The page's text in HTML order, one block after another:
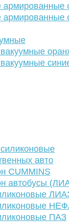
авто
CUMMINS
автобусы
ПАЗ